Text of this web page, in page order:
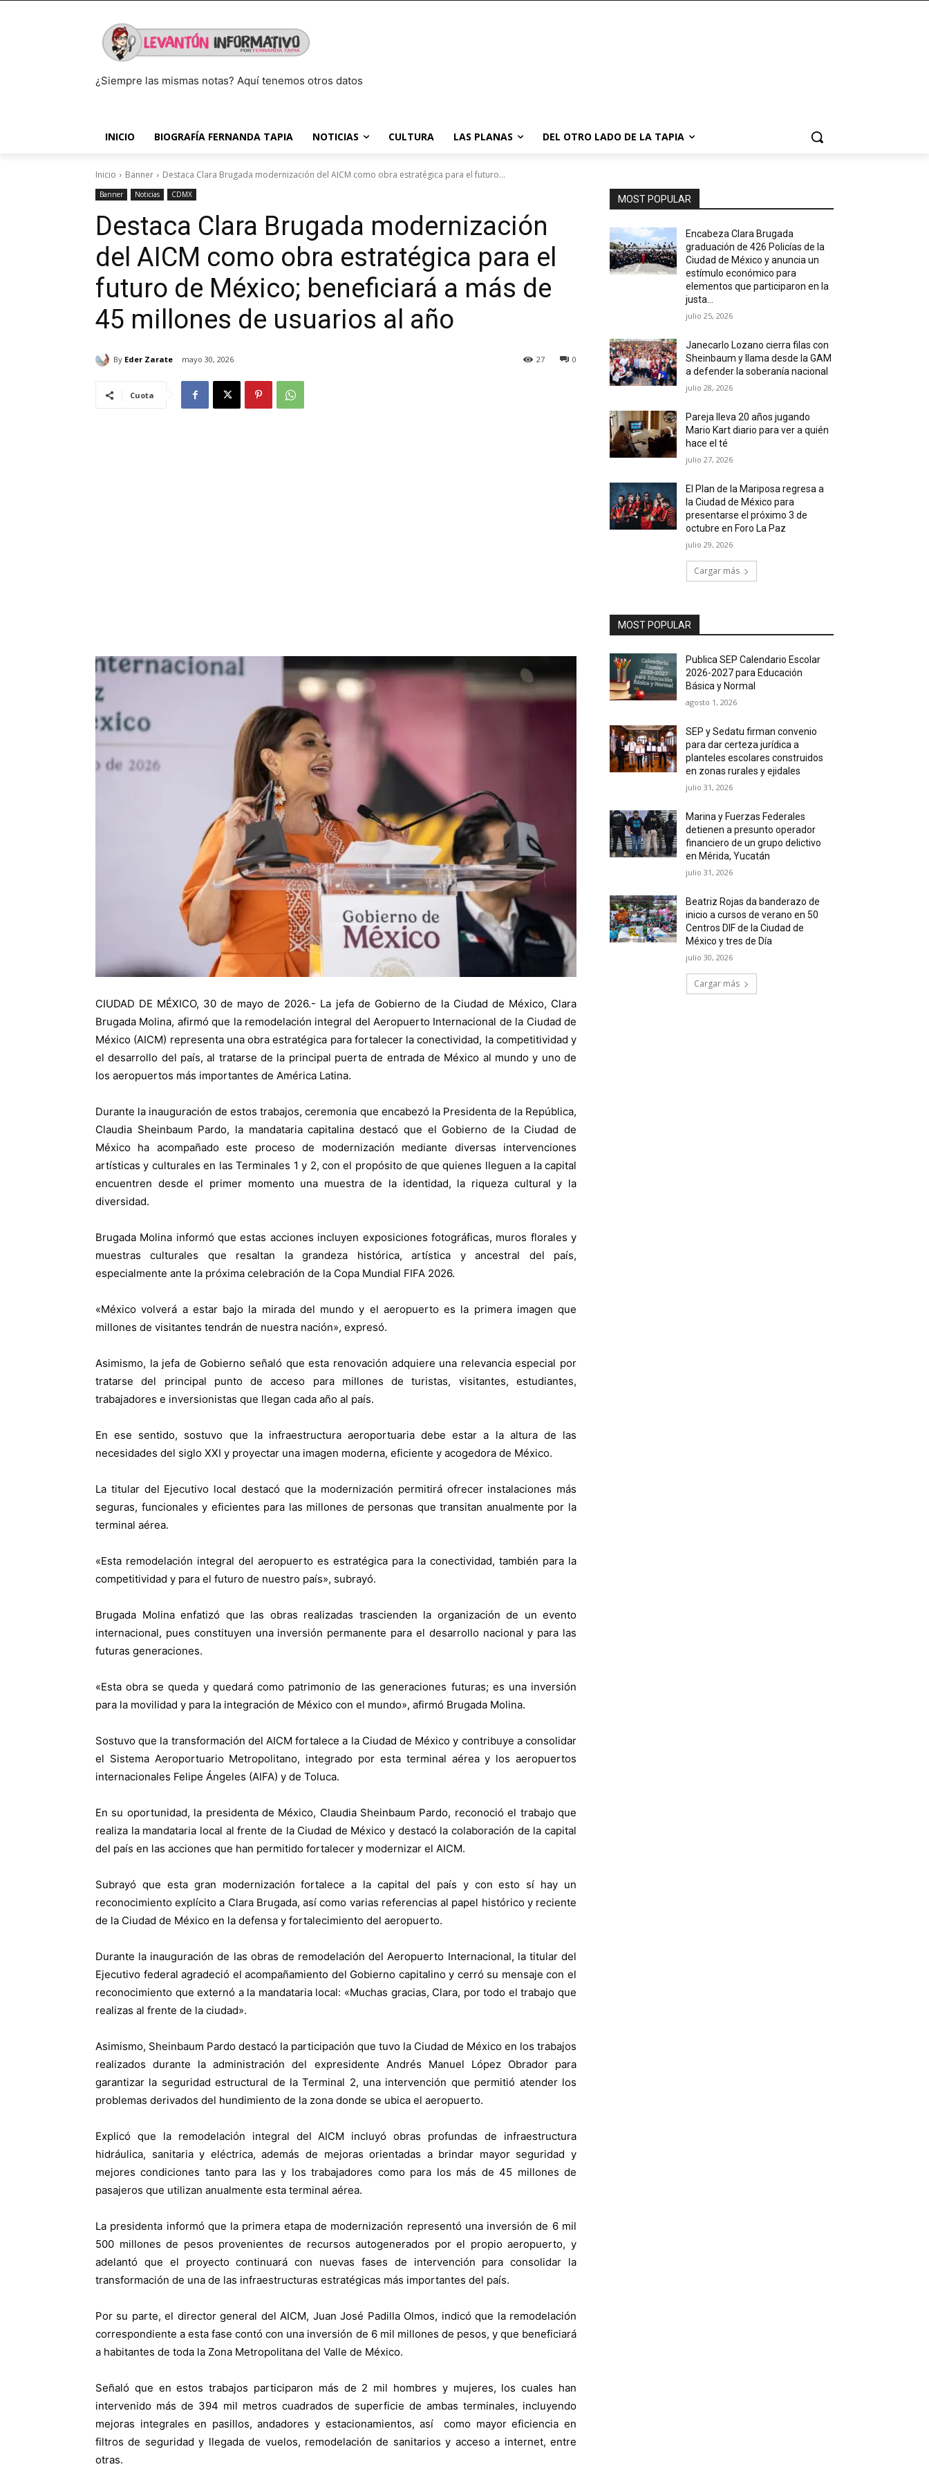
¿Siempre las mismas notas? Aquí tenemos otros datos
INICIO BIOGRAFÍA FERNANDA TAPIA NOTICIAS CULTURA LAS PLANAS DEL OTRO LADO DE LA TAPIA
Inicio Banner Destaca Clara Brugada modernización del AICM como obra estratégica para el futuro...
Banner Noticias CDMX
Destaca Clara Brugada modernización
del AICM como obra estratégica para el
futuro de México; beneficiará a más de
45 millones de usuarios al año
By Eder Zarate mayo 30, 2026 0
27
Cuota
CIUDAD DE MÉXICO, 30 de mayo de 2026.- La jefa de Gobierno de la Ciudad de México, Clara
Brugada Molina, afirmó que la remodelación integral del Aeropuerto Internacional de la Ciudad de
México (AICM) representa una obra estratégica para fortalecer la conectividad, la competitividad y
el desarrollo del país, al tratarse de la principal puerta de entrada de México al mundo y uno de
los aeropuertos más importantes de América Latina.
Durante la inauguración de estos trabajos, ceremonia que encabezó la Presidenta de la República,
Claudia Sheinbaum Pardo, la mandataria capitalina destacó que el Gobierno de la Ciudad de
México ha acompañado este proceso de modernización mediante diversas intervenciones
artísticas y culturales en las Terminales 1 y 2, con el propósito de que quienes lleguen a la capital
encuentren desde el primer momento una muestra de la identidad, la riqueza cultural y la
diversidad.
Brugada Molina informó que estas acciones incluyen exposiciones fotográficas, muros florales y
muestras culturales que resaltan la grandeza histórica, artística y ancestral del país,
especialmente ante la próxima celebración de la Copa Mundial FIFA 2026.
«México volverá a estar bajo la mirada del mundo y el aeropuerto es la primera imagen que
millones de visitantes tendrán de nuestra nación», expresó.
Asimismo, la jefa de Gobierno señaló que esta renovación adquiere una relevancia especial por
tratarse del principal punto de acceso para millones de turistas, visitantes, estudiantes,
trabajadores e inversionistas que llegan cada año al país.
En ese sentido, sostuvo que la infraestructura aeroportuaria debe estar a la altura de las
necesidades del siglo XXI y proyectar una imagen moderna, eficiente y acogedora de México.
La titular del Ejecutivo local destacó que la modernización permitirá ofrecer instalaciones más
seguras, funcionales y eficientes para las millones de personas que transitan anualmente por la
terminal aérea.
«Esta remodelación integral del aeropuerto es estratégica para la conectividad, también para la
competitividad y para el futuro de nuestro país», subrayó.
Brugada Molina enfatizó que las obras realizadas trascienden la organización de un evento
internacional, pues constituyen una inversión permanente para el desarrollo nacional y para las
futuras generaciones.
«Esta obra se queda y quedará como patrimonio de las generaciones futuras; es una inversión
para la movilidad y para la integración de México con el mundo», afirmó Brugada Molina.
Sostuvo que la transformación del AICM fortalece a la Ciudad de México y contribuye a consolidar
el Sistema Aeroportuario Metropolitano, integrado por esta terminal aérea y los aeropuertos
internacionales Felipe Ángeles (AIFA) y de Toluca.
En su oportunidad, la presidenta de México, Claudia Sheinbaum Pardo, reconoció el trabajo que
realiza la mandataria local al frente de la Ciudad de México y destacó la colaboración de la capital
del país en las acciones que han permitido fortalecer y modernizar el AICM.
Subrayó que esta gran modernización fortalece a la capital del país y con esto sí hay un
reconocimiento explícito a Clara Brugada, así como varias referencias al papel histórico y reciente
de la Ciudad de México en la defensa y fortalecimiento del aeropuerto.
Durante la inauguración de las obras de remodelación del Aeropuerto Internacional, la titular del
Ejecutivo federal agradeció el acompañamiento del Gobierno capitalino y cerró su mensaje con el
reconocimiento que externó a la mandataria local: «Muchas gracias, Clara, por todo el trabajo que
realizas al frente de la ciudad».
Asimismo, Sheinbaum Pardo destacó la participación que tuvo la Ciudad de México en los trabajos
realizados durante la administración del expresidente Andrés Manuel López Obrador para
garantizar la seguridad estructural de la Terminal 2, una intervención que permitió atender los
problemas derivados del hundimiento de la zona donde se ubica el aeropuerto.
Explicó que la remodelación integral del AICM incluyó obras profundas de infraestructura
hidráulica, sanitaria y eléctrica, además de mejoras orientadas a brindar mayor seguridad y
mejores condiciones tanto para las y los trabajadores como para los más de 45 millones de
pasajeros que utilizan anualmente esta terminal aérea.
La presidenta informó que la primera etapa de modernización representó una inversión de 6 mil
500 millones de pesos provenientes de recursos autogenerados por el propio aeropuerto, y
adelantó que el proyecto continuará con nuevas fases de intervención para consolidar la
transformación de una de las infraestructuras estratégicas más importantes del país.
Por su parte, el director general del AICM, Juan José Padilla Olmos, indicó que la remodelación
correspondiente a esta fase contó con una inversión de 6 mil millones de pesos, y que beneficiará
a habitantes de toda la Zona Metropolitana del Valle de México.
Señaló que en estos trabajos participaron más de 2 mil hombres y mujeres, los cuales han
intervenido más de 394 mil metros cuadrados de superficie de ambas terminales, incluyendo
mejoras integrales en pasillos, andadores y estacionamientos, así como mayor eficiencia en
filtros de seguridad y llegada de vuelos, remodelación de sanitarios y acceso a internet, entre
otras.
MOST POPULAR
Encabeza Clara Brugada
graduación de 426 Policías de la
Ciudad de México y anuncia un
estímulo económico para
elementos que participaron en la
justa...
julio 25, 2026
Janecarlo Lozano cierra filas con
Sheinbaum y llama desde la GAM
a defender la soberanía nacional
julio 28, 2026
Pareja lleva 20 años jugando
Mario Kart diario para ver a quién
hace el té
julio 27, 2026
El Plan de la Mariposa regresa a
la Ciudad de México para
presentarse el próximo 3 de
octubre en Foro La Paz
julio 29, 2026
Cargar más
MOST POPULAR
Publica SEP Calendario Escolar
2026-2027 para Educación
Básica y Normal
agosto 1, 2026
SEP y Sedatu firman convenio
para dar certeza jurídica a
planteles escolares construidos
en zonas rurales y ejidales
julio 31, 2026
Marina y Fuerzas Federales
detienen a presunto operador
financiero de un grupo delictivo
en Mérida, Yucatán
julio 31, 2026
Beatriz Rojas da banderazo de
inicio a cursos de verano en 50
Centros DIF de la Ciudad de
México y tres de Día
julio 30, 2026
Cargar más